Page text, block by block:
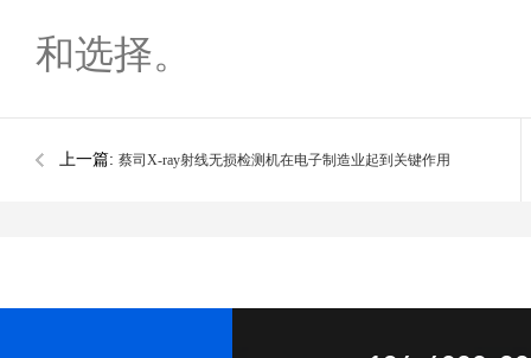
和选择。
上一篇: 蔡司X-ray射线无损检测机在电子制造业起到关键作用